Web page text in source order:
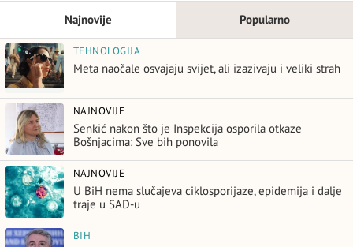
Najnovije Popularno
TEHNOLOGIJA
Meta naočale osvajaju svijet, ali izazivaju i veliki strah
NAJNOVIJE
Senkić nakon što je Inspekcija osporila otkaze
Bošnjacima: Sve bih ponovila
NAJNOVIJE
U BiH nema slučajeva ciklosporijaze, epidemija i dalje
traje u SAD-u
BIH